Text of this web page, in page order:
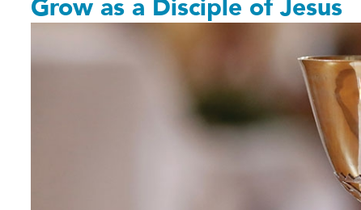
Madison
Grow as a Disciple of Jesus